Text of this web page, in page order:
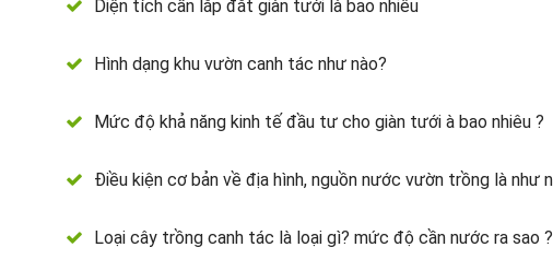
Diện tích cần lắp đắt giàn tưới là bao nhiêu
Hình dạng khu vườn canh tác như nào?
Mức độ khả năng kinh tế đầu tư cho giàn tưới à bao nhiêu ?
Điều kiện cơ bản về địa hình, nguồn nước vườn trồng là như
Loại cây trồng canh tác là loại gì? mức độ cần nước ra sao ?